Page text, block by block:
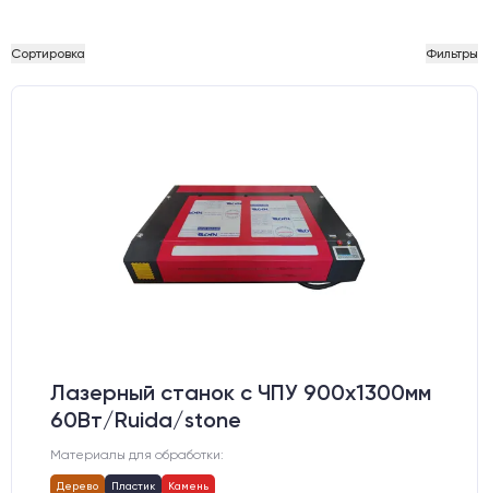
Сортировка Фильтры
Лазерный станок c ЧПУ 900х1300мм
60Вт/Ruida/stone
Материалы для обработки:
Дерево Пластик Камень